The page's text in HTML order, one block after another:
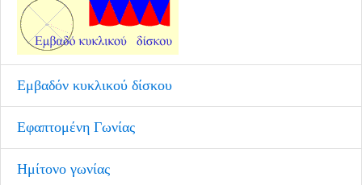
Εμβαδόν κυκλικού δίσκου
Εφαπτομένη Γωνίας
Ημίτονο γωνίας